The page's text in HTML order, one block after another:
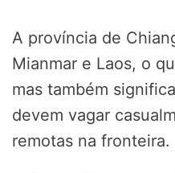
A província de
Mianmar e Laos, o
mas também
devem vagar
remotas na fronteira.